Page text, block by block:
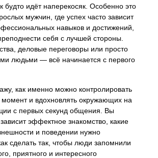
будто идёт наперекосяк. Особенно это
мужчин, где успех часто зависит
навыков и достижений,
себя с лучшей стороны.
деловые переговоры или просто
людьми — всё начинается с первого
как именно можно контролировать
и вдохновлять окружающих на
с первых секунд общения. Вы
эффектное знакомство, какие
и поведении нужно
сделать так, чтобы люди запомнили
приятного и интересного